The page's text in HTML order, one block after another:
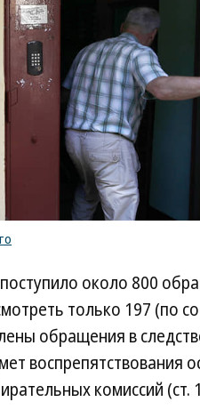
около 800
только 197 (по
обращения в
воспрепятствования
комиссий (ст.